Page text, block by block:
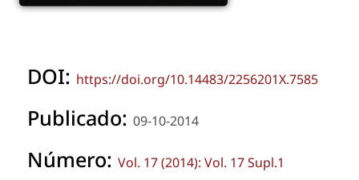
DOI: https://doi.org/10.14483/2256201X.7585
Publicado: 09-10-2014
Número: Vol. 17 (2014): Vol. 17 Supl.1